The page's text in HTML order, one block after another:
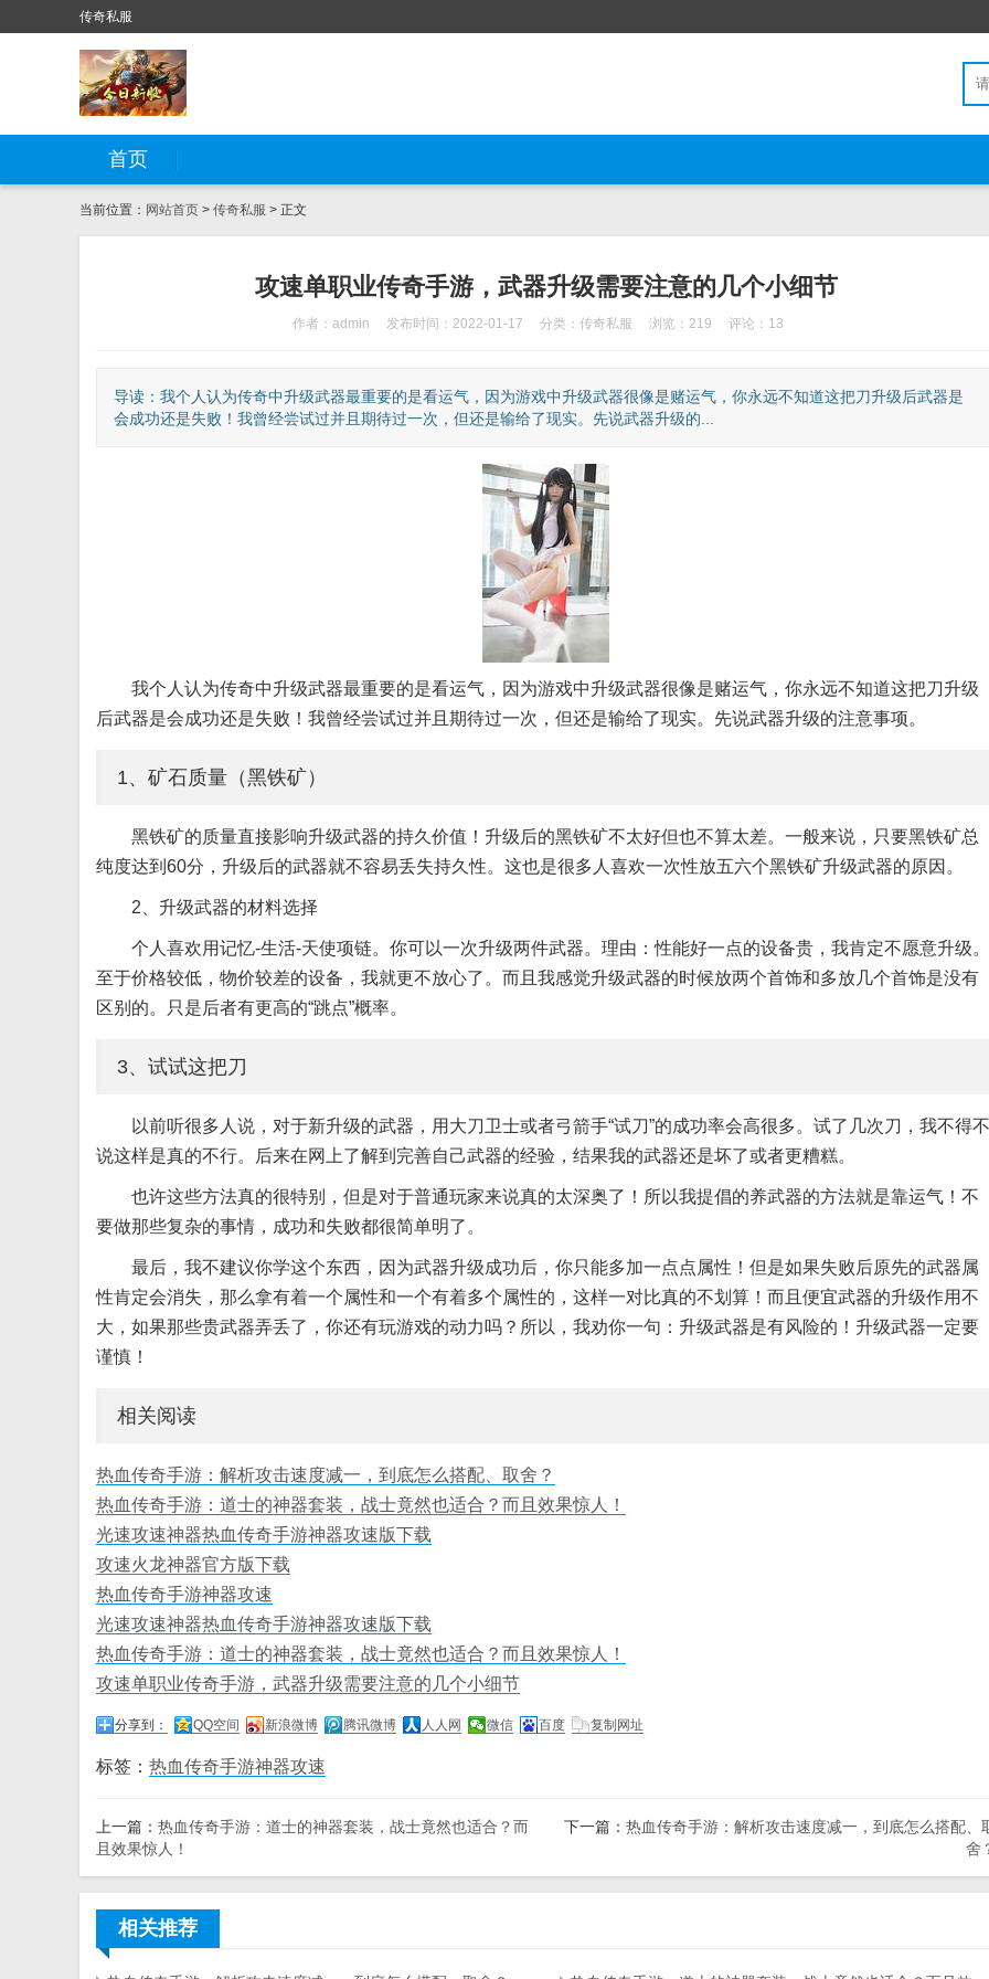
传奇私服
首页
当前位置： 网站首页 > 传奇私服 > 正文
攻速单职业传奇手游，武器升级需要注意的几个小细节
作者：admin 发布时间：2022-01-17 分类： 传奇私服 浏览：219 评论：13
导读：我个人认为传奇中升级武器最重要的是看运气，因为游戏中升级武器很像是赌运气，你永远不知道这把刀升级后武器是
会成功还是失败！我曾经尝试过并且期待过一次，但还是输给了现实。先说武器升级的...
我个人认为传奇中升级武器最重要的是看运气，因为游戏中升级武器很像是赌运气，你永远不知道这把刀升级
后武器是会成功还是失败！我曾经尝试过并且期待过一次，但还是输给了现实。先说武器升级的注意事项。
1、矿石质量（黑铁矿）
黑铁矿的质量直接影响升级武器的持久价值！升级后的黑铁矿不太好但也不算太差。一般来说，只要黑铁矿总
纯度达到60分，升级后的武器就不容易丢失持久性。这也是很多人喜欢一次性放五六个黑铁矿升级武器的原因。
2、升级武器的材料选择
个人喜欢用记忆-生活-天使项链。你可以一次升级两件武器。理由：性能好一点的设备贵，我肯定不愿意升级。
至于价格较低，物价较差的设备，我就更不放心了。而且我感觉升级武器的时候放两个首饰和多放几个首饰是没有
区别的。只是后者有更高的“跳点”概率。
3、试试这把刀
以前听很多人说，对于新升级的武器，用大刀卫士或者弓箭手“试刀”的成功率会高很多。试了几次刀，我不得不
说这样是真的不行。后来在网上了解到完善自己武器的经验，结果我的武器还是坏了或者更糟糕。
也许这些方法真的很特别，但是对于普通玩家来说真的太深奥了！所以我提倡的养武器的方法就是靠运气！不
要做那些复杂的事情，成功和失败都很简单明了。
最后，我不建议你学这个东西，因为武器升级成功后，你只能多加一点点属性！但是如果失败后原先的武器属
性肯定会消失，那么拿有着一个属性和一个有着多个属性的，这样一对比真的不划算！而且便宜武器的升级作用不
大，如果那些贵武器弄丢了，你还有玩游戏的动力吗？所以，我劝你一句：升级武器是有风险的！升级武器一定要
谨慎！
相关阅读
热血传奇手游：解析攻击速度减一，到底怎么搭配、取舍？
热血传奇手游：道士的神器套装，战士竟然也适合？而且效果惊人！
光速攻速神器热血传奇手游神器攻速版下载
攻速火龙神器官方版下载
热血传奇手游神器攻速
光速攻速神器热血传奇手游神器攻速版下载
热血传奇手游：道士的神器套装，战士竟然也适合？而且效果惊人！
攻速单职业传奇手游，武器升级需要注意的几个小细节
分享到： QQ空间 新浪微博 腾讯微博 人人网 微信 百度 复制网址
标签： 热血传奇手游神器攻速
上一篇： 热血传奇手游：道士的神器套装，战士竟然也适合？而
且效果惊人！
下一篇： 热血传奇手游：解析攻击速度减一，到底怎么搭配、
舍
相关推荐